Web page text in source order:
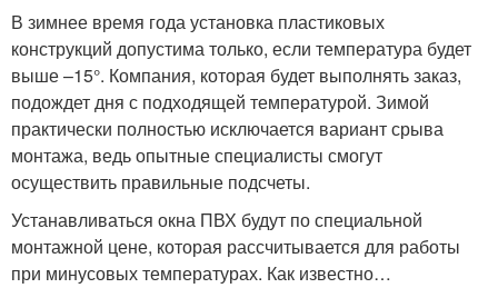
В зимнее время года установка пластиковых
конструкций допустима только, если температура будет
выше –15°. Компания, которая будет выполнять заказ,
подождет дня с подходящей температурой. Зимой
практически полностью исключается вариант срыва
монтажа, ведь опытные специалисты смогут
осуществить правильные подсчеты.
Устанавливаться окна ПВХ будут по специальной
монтажной цене, которая рассчитывается для работы
при минусовых температурах. Как известно…